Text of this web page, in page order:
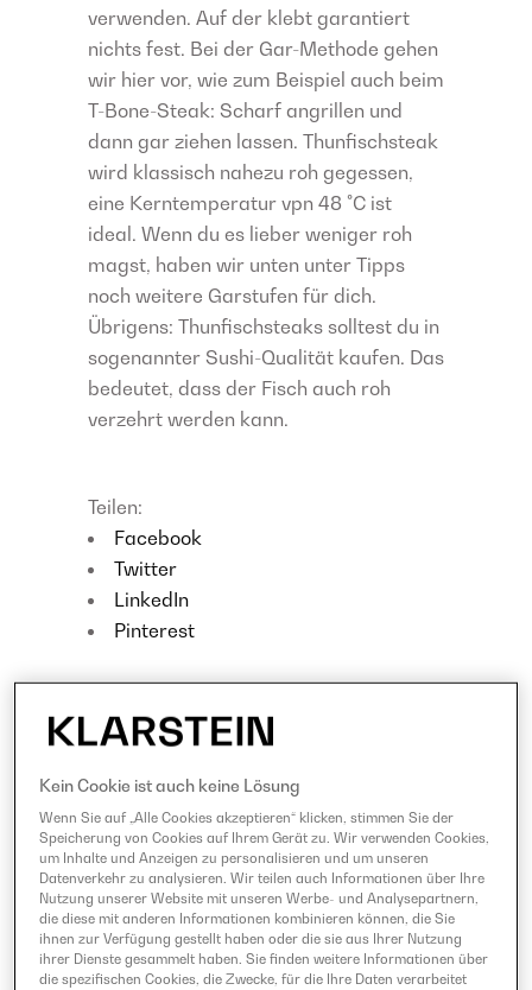
verwenden. Auf der klebt garantiert
nichts fest. Bei der Gar-Methode gehen
wir hier vor, wie zum Beispiel auch beim
T-Bone-Steak: Scharf angrillen und
dann gar ziehen lassen. Thunfischsteak
wird klassisch nahezu roh gegessen,
eine Kerntemperatur vpn 48 °C ist
ideal. Wenn du es lieber weniger roh
magst, haben wir unten unter Tipps
noch weitere Garstufen für dich.
Übrigens: Thunfischsteaks solltest du in
sogenannter Sushi-Qualität kaufen. Das
bedeutet, dass der Fisch auch roh
verzehrt werden kann.
Teilen:
Facebook
Twitter
LinkedIn
Pinterest
BEWERTE UNSER REZEPT!
Kein Cookie ist auch keine Lösung
Wenn Sie auf „Alle Cookies akzeptieren“ klicken, stimmen Sie der
Speicherung von Cookies auf Ihrem Gerät zu. Wir verwenden Cookies,
um Inhalte und Anzeigen zu personalisieren und um unseren
Datenverkehr zu analysieren. Wir teilen auch Informationen über Ihre
Nutzung unserer Website mit unseren Werbe- und Analysepartnern,
die diese mit anderen Informationen kombinieren können, die Sie
ihnen zur Verfügung gestellt haben oder die sie aus Ihrer Nutzung
ihrer Dienste gesammelt haben. Sie finden weitere Informationen über
die spezifischen Cookies, die Zwecke, für die Ihre Daten verarbeitet